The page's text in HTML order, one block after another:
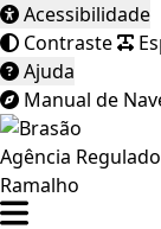
Acessibilidade
Contraste
Ajuda
Manual de
Agência
Ramalho